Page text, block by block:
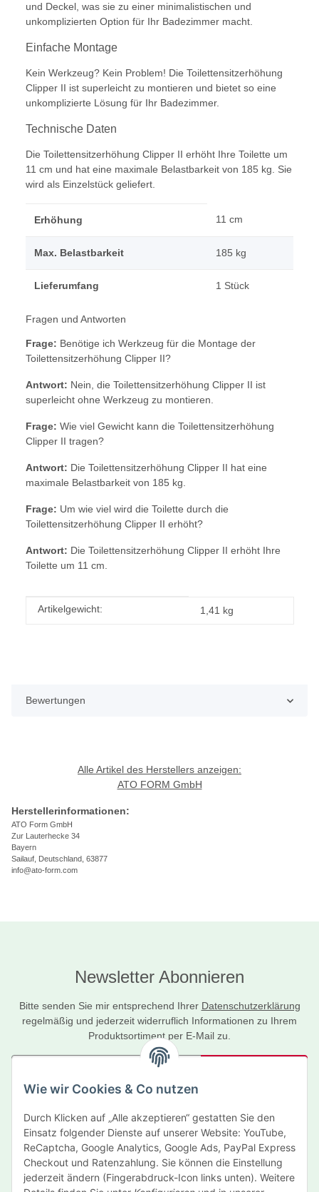
Wie wir Cookies & Co nutzen
Durch Klicken auf „Alle akzeptieren“ gestatten Sie den
Einsatz folgender Dienste auf unserer Website: YouTube,
ReCaptcha, Google Analytics, Google Ads, PayPal Express
Checkout und Ratenzahlung. Sie können die Einstellung
jederzeit ändern (Fingerabdruck-Icon links unten). Weitere
und Deckel, was sie zu einer minimalistischen und
unkomplizierten Option für Ihr Badezimmer macht.
Einfache Montage
Kein Werkzeug? Kein Problem! Die Toilettensitzerhöhung
Clipper II ist superleicht zu montieren und bietet so eine
unkomplizierte Lösung für Ihr Badezimmer.
Technische Daten
Die Toilettensitzerhöhung Clipper II erhöht Ihre Toilette um
11 cm und hat eine maximale Belastbarkeit von 185 kg. Sie
wird als Einzelstück geliefert.
Erhöhung 11 cm
Max. Belastbarkeit 185 kg
Lieferumfang 1 Stück
Fragen und Antworten
Frage: Benötige ich Werkzeug für die Montage der
Toilettensitzerhöhung Clipper II?
Antwort: Nein, die Toilettensitzerhöhung Clipper II ist
superleicht ohne Werkzeug zu montieren.
Frage: Wie viel Gewicht kann die Toilettensitzerhöhung
Clipper II tragen?
Antwort: Die Toilettensitzerhöhung Clipper II hat eine
maximale Belastbarkeit von 185 kg.
Frage: Um wie viel wird die Toilette durch die
Toilettensitzerhöhung Clipper II erhöht?
Antwort: Die Toilettensitzerhöhung Clipper II erhöht Ihre
Toilette um 11 cm.
Produkteigenschaft
Wert
Artikelgewicht: 1,41 kg
Bewertungen
Alle Artikel des Herstellers anzeigen:
ATO FORM GmbH
Herstellerinformationen:
ATO Form GmbH
Zur Lauterhecke 34
Bayern
Sailauf, Deutschland, 63877
info@ato-form.com
Newsletter Abonnieren
Bitte senden Sie mir entsprechend Ihrer Datenschutzerklärung
regelmäßig und jederzeit widerruflich Informationen zu Ihrem
Produktsortiment per E-Mail zu.
Newsletter Abonnieren
Informationen
Gesetzliche Informationen